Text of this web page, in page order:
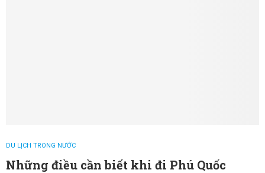
DU LỊCH TRONG NƯỚC
Những điều cần biết khi đi Phú Quốc